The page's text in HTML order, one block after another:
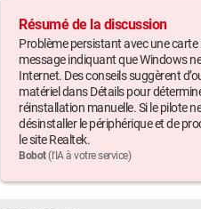
Résumé de la discussion
Problème persistant avec une
message indiquant que Windows
Internet. Des conseils suggèrent
matériel dans Détails pour
réinstallation manuelle. Si le pilote
désinstaller le périphérique et de
le site Realtek.
Bobot(l'IA à votre service)